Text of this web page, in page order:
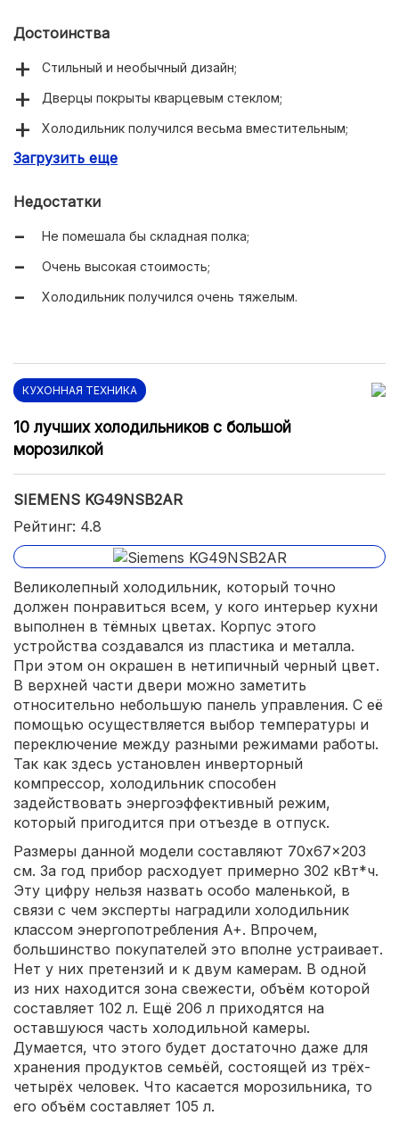
Достоинства
Стильный и необычный дизайн;
Дверцы покрыты кварцевым стеклом;
Холодильник получился весьма вместительным;
Принадлежит к классу энергопотребления A++;
электричества;
Низкий уровень шума.
Загрузить еще
Недостатки
Не помешала бы складная полка;
Очень высокая стоимость;
Холодильник получился очень тяжелым.
КУХОННАЯ ТЕХНИКА
10 лучших холодильников с большой
морозилкой
SIEMENS KG49NSB2AR
Рейтинг: 4.8
Великолепный холодильник, который точно
должен понравиться всем, у кого интерьер кухни
выполнен в тёмных цветах. Корпус этого
устройства создавался из пластика и металла.
При этом он окрашен в нетипичный черный цвет.
В верхней части двери можно заметить
относительно небольшую панель управления. С её
помощью осуществляется выбор температуры и
переключение между разными режимами работы.
Так как здесь установлен инверторный
компрессор, холодильник способен
задействовать энергоэффективный режим,
который пригодится при отъезде в отпуск.
Размеры данной модели составляют 70x67x203
см. За год прибор расходует примерно 302 кВт*ч.
Эту цифру нельзя назвать особо маленькой, в
связи с чем эксперты наградили холодильник
классом энергопотребления A+. Впрочем,
большинство покупателей это вполне устраивает.
Нет у них претензий и к двум камерам. В одной
из них находится зона свежести, объём которой
составляет 102 л. Ещё 206 л приходятся на
оставшуюся часть холодильной камеры.
Думается, что этого будет достаточно даже для
хранения продуктов семьёй, состоящей из трёх-
четырёх человек. Что касается морозильника, то
его объём составляет 105 л.